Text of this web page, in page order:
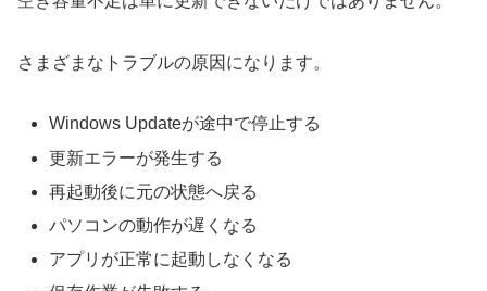
さまざまなトラブルの原因になります。
Windows Updateが途中で停止する
更新エラーが発生する
再起動後に元の状態へ戻る
パソコンの動作が遅くなる
アプリが正常に起動しなくなる